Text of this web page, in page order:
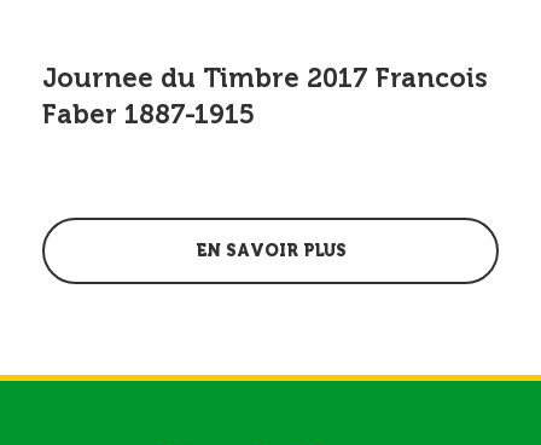
Journee du Timbre 2017 Francois
Faber 1887-1915
EN SAVOIR PLUS